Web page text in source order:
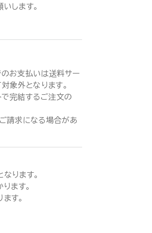
します。
支払いは送料サー
象外となります。
で完結するご注文の
請求になる場合があ
ります。
ます。
す。